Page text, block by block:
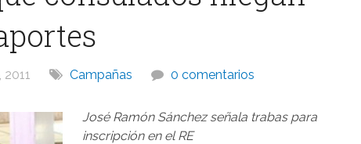
Campañas 0 comentarios
José Ramón Sánchez señala trabas para
inscripción en el RE